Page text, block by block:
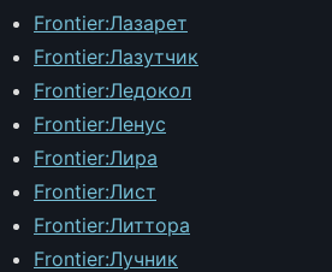
Frontier:Лазарет
Frontier:Лазутчик
Frontier:Ледокол
Frontier:Ленус
Frontier:Лира
Frontier:Лист
Frontier:Литтора
Frontier:Лучник